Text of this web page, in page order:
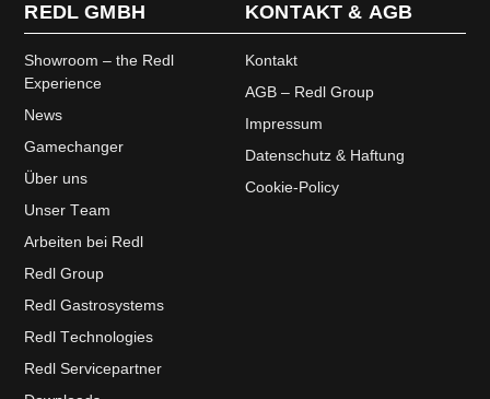
REDL GMBH
Showroom – the Redl
Experience
News
Gamechanger
Über uns
Unser Team
Arbeiten bei Redl
Redl Group
Redl Gastrosystems
Redl Technologies
Redl Servicepartner
KONTAKT & AGB
Kontakt
AGB – Redl Group
Impressum
Datenschutz & Haftung
Cookie-Policy